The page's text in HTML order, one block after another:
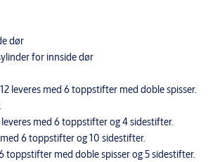
dør
for innside dør
leveres med 6 toppstifter med doble spisser.
med 6 toppstifter og 4 sidestifter.
6 toppstifter og 10 sidestifter.
toppstifter med doble spisser og 5 sidestifter.